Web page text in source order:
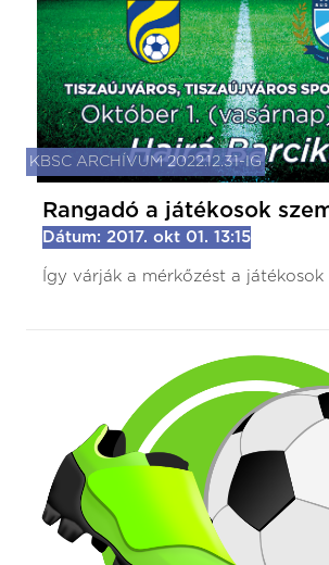
KBSC ARCHÍVUM 2022.12.31-IG
Rangadó a játékosok
Dátum: 2017. okt 01. 13:15
Így várják a mérkőzést a játékosok